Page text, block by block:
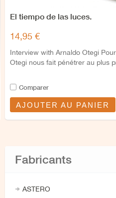
El tiempo de las luces.
14,95 €
Interview with Arnaldo Otegi
Otegi nous fait pénétrer au plus
Comparer
AJOUTER AU PANIER
Fabricants
ASTERO